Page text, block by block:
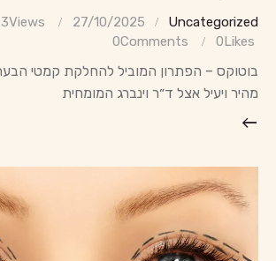
Uncategorized
27/10/2025
Views
0 Likes
0Comments
בוטוקס – הפתרון המוביל להחלקת קמטי
מהיר ויעיל אצל ד״ר וינברג המומחית